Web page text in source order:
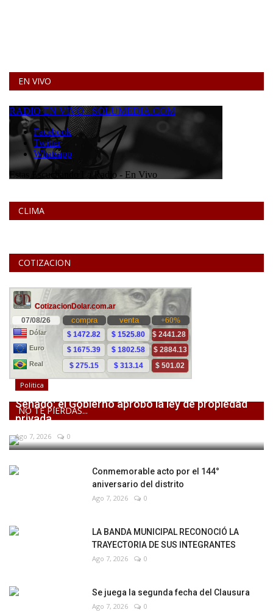
EN VIVO
CLIMA
COTIZACION
NO TE PIERDAS...
Politica
Senado: el Gobierno aprobó la ley de propiedad
privada,...
Ago 7, 2026 0
Conmemorable acto por el 144°
aniversario del distrito
Ago 7, 2026 0
LA BANDA MUNICIPAL RECONOCIÓ LA
TRAYECTORIA DE SUS INTEGRANTES
Ago 7, 2026 0
Se juega la segunda fecha del Clausura
Ago 7, 2026 0